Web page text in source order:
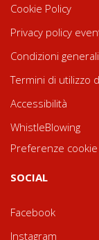
Cookie Policy
Privacy policy
Condizioni
Termini di utilizzo
Accessibilità
WhistleBlowing
Preferenze cookie
SOCIAL
Facebook
Instagram